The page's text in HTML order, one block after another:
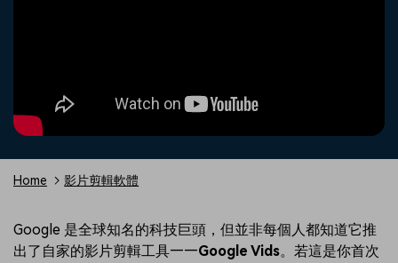
產品信息
Home 影片剪輯軟體
Google 是全球知名的科技巨頭，但並非每個人都知道它推
出了自家的影片剪輯工具——Google Vids。若這是你首次